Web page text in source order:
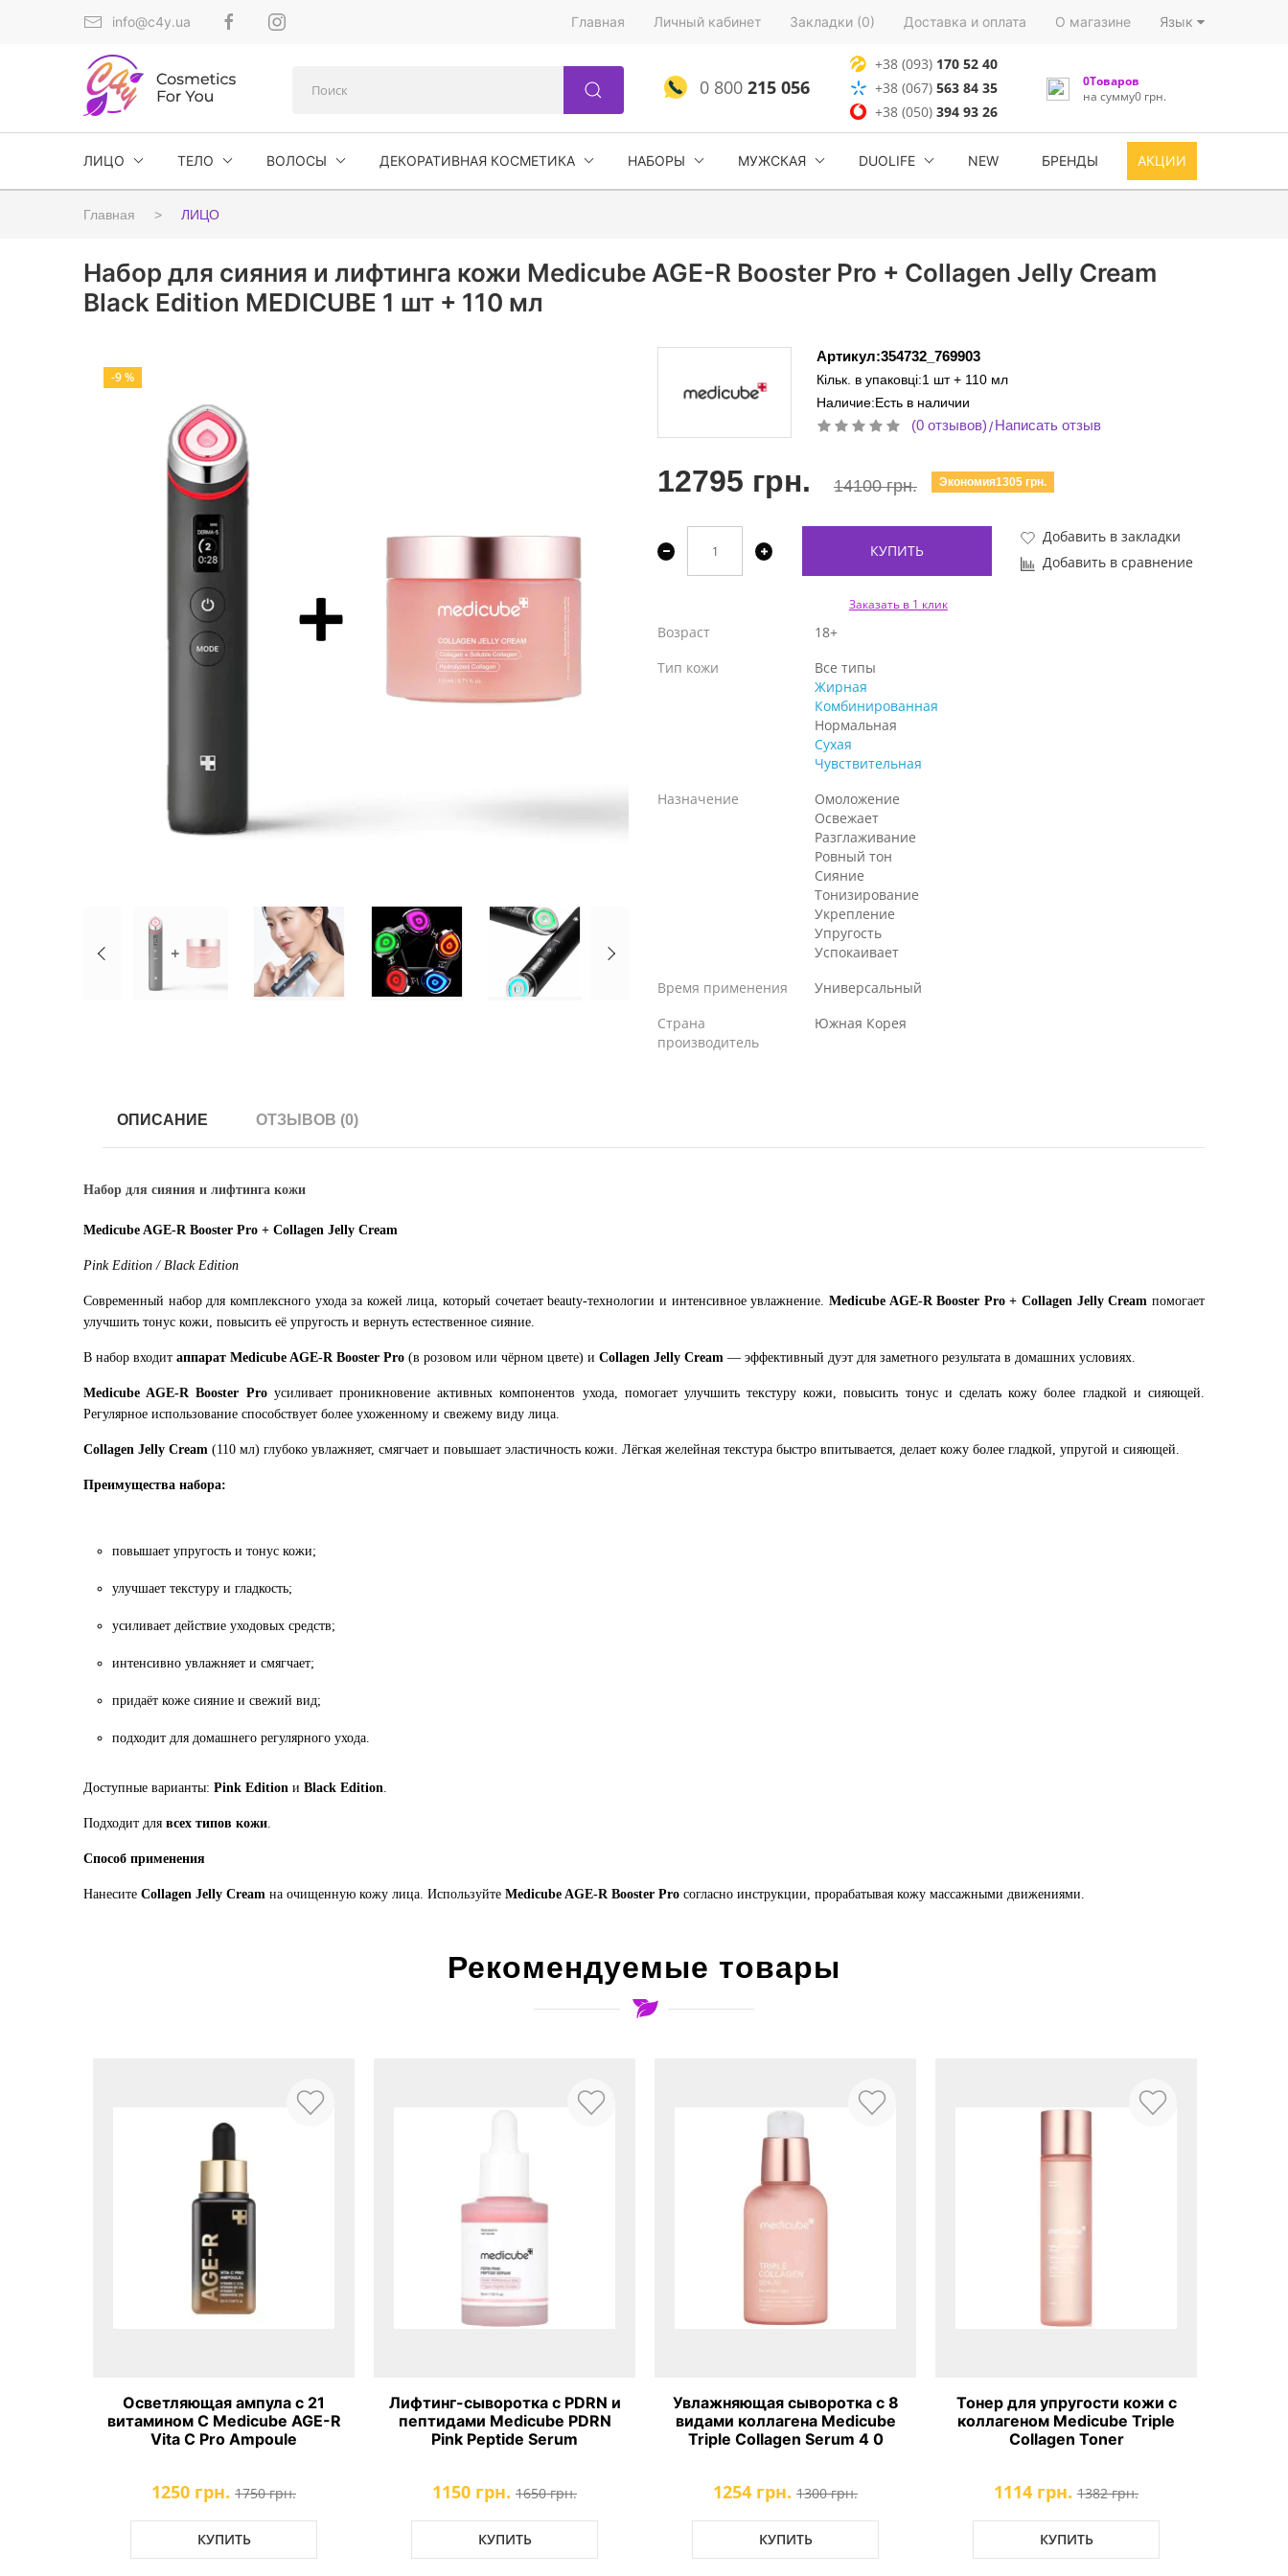
info@c4y.ua Главная Личный кабинет Закладки (0) Доставка и оплата О магазине Язык
0 800215 056
+38 (093) 170 52 40
+38 (067) 563 84 35
+38 (050)394 93 26
0Товаров
на сумму0 грн.
ЛИЦО ТЕЛО ВОЛОСЫ ДЕКОРАТИВНАЯ КОСМЕТИКА НАБОРЫ МУЖСКАЯ DUOLIFE NEW БРЕНДЫ АКЦИИ
Главная ЛИЦО
Набор для сияния и лифтинга кожи Medicube AGE-R Booster Pro + Collagen Jelly Cream
Black Edition MEDICUBE 1 шт + 110 мл
-9 %
Артикул:354732_769903
Кільк. в упаковці:1 шт + 110 мл
Наличие:Есть в наличии
(0 отзывов)/Написать отзыв
12795 грн. 14100 грн. Экономия1305 грн.
КУПИТЬ
Добавить в закладки
Добавить в сравнение
Заказать в 1 клик
Возраст
18+
Тип кожи
Все типы
Жирная
Комбинированная
Нормальная
Сухая
Чувствительная
Назначение
Омоложение
Освежает
Разглаживание
Ровный тон
Сияние
Тонизирование
Укрепление
Упругость
Успокаивает
Время применения
Универсальный
Страна
производитель
Южная Корея
ОПИСАНИЕ ОТЗЫВОВ (0)
Набор для сияния и лифтинга кожи
Medicube AGE-R Booster Pro + Collagen Jelly Cream
Pink Edition / Black Edition
Современный набор для комплексного ухода за кожей лица, который сочетает beauty-технологии и интенсивное увлажнение. Medicube AGE-R Booster Pro + Collagen Jelly Cream помогает
улучшить тонус кожи, повысить её упругость и вернуть естественное сияние.
В набор входит аппарат Medicube AGE-R Booster Pro (в розовом или чёрном цвете) и Collagen Jelly Cream — эффективный дуэт для заметного результата в домашних условиях.
Medicube AGE-R Booster Proусиливает проникновение активных компонентов ухода, помогает улучшить текстуру кожи, повысить тонус и сделать кожу более гладкой и сияющей.
Регулярное использование способствует более ухоженному и свежему виду лица.
Collagen Jelly Cream (110 мл) глубоко увлажняет, смягчает и повышает эластичность кожи. Лёгкая желейная текстура быстро впитывается, делает кожу более гладкой, упругой и сияющей.
Преимущества набора:
повышает упругость и тонус кожи;
улучшает текстуру и гладкость;
усиливает действие уходовых средств;
интенсивно увлажняет и смягчает;
придаёт коже сияние и свежий вид;
подходит для домашнего регулярного ухода.
Доступные варианты: Pink Edition и Black Edition.
Подходит для всех типов кожи.
Способ применения
Нанесите Collagen Jelly Cream на очищенную кожу лица. Используйте Medicube AGE-R Booster Pro согласно инструкции, прорабатывая кожу массажными движениями.
Рекомендуемые товары
Осветляющая ампула с 21
витамином C Medicube AGE-R
Vita C Pro Ampoule
1250 грн. 1750 грн.
КУПИТЬ
Лифтинг-сыворотка с PDRN и
пептидами Medicube PDRN
Pink Peptide Serum
1150 грн. 1650 грн.
КУПИТЬ
Увлажняющая сыворотка с 8
видами коллагена Medicube
Triple Collagen Serum 4 0
1254 грн. 1300 грн.
КУПИТЬ
Тонер для упругости кожи с
коллагеном Medicube Triple
Collagen Toner
1114 грн. 1382 грн.
КУПИТЬ